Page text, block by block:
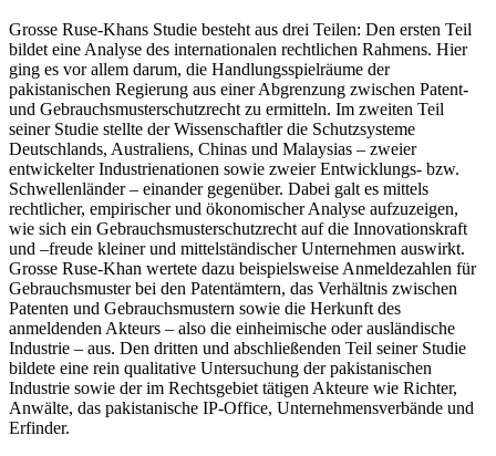
Grosse Ruse-Khans Studie besteht aus drei Teilen: Den ersten Teil
bildet eine Analyse des internationalen rechtlichen Rahmens. Hier
ging es vor allem darum, die Handlungsspielräume der
pakistanischen Regierung aus einer Abgrenzung zwischen Patent-
und Gebrauchsmusterschutzrecht zu ermitteln. Im zweiten Teil
seiner Studie stellte der Wissenschaftler die Schutzsysteme
Deutschlands, Australiens, Chinas und Malaysias – zweier
entwickelter Industrienationen sowie zweier Entwicklungs- bzw.
Schwellenländer – einander gegenüber. Dabei galt es mittels
rechtlicher, empirischer und ökonomischer Analyse aufzuzeigen,
wie sich ein Gebrauchsmusterschutzrecht auf die Innovationskraft
und –freude kleiner und mittelständischer Unternehmen auswirkt.
Grosse Ruse-Khan wertete dazu beispielsweise Anmeldezahlen für
Gebrauchsmuster bei den Patentämtern, das Verhältnis zwischen
Patenten und Gebrauchsmustern sowie die Herkunft des
anmeldenden Akteurs – also die einheimische oder ausländische
Industrie – aus. Den dritten und abschließenden Teil seiner Studie
bildete eine rein qualitative Untersuchung der pakistanischen
Industrie sowie der im Rechtsgebiet tätigen Akteure wie Richter,
Anwälte, das pakistanische IP-Office, Unternehmensverbände und
Erfinder.